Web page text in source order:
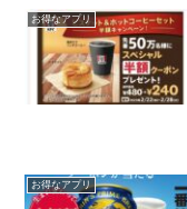
お得なアプリ
お得なアプリ